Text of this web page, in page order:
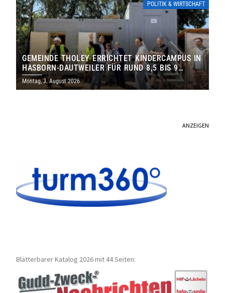
POLITIK & WIRTSCHAFT
GEMEINDE THOLEY ERRICHTET KINDERCAMPUS IN
HASBORN-DAUTWEILER FÜR RUND 8,5 BIS 9
MILLIONEN EURO
Montag, 3. August 2026
ANZEIGEN
Blätterbarer Katalog 2026 mit 44 Seiten: